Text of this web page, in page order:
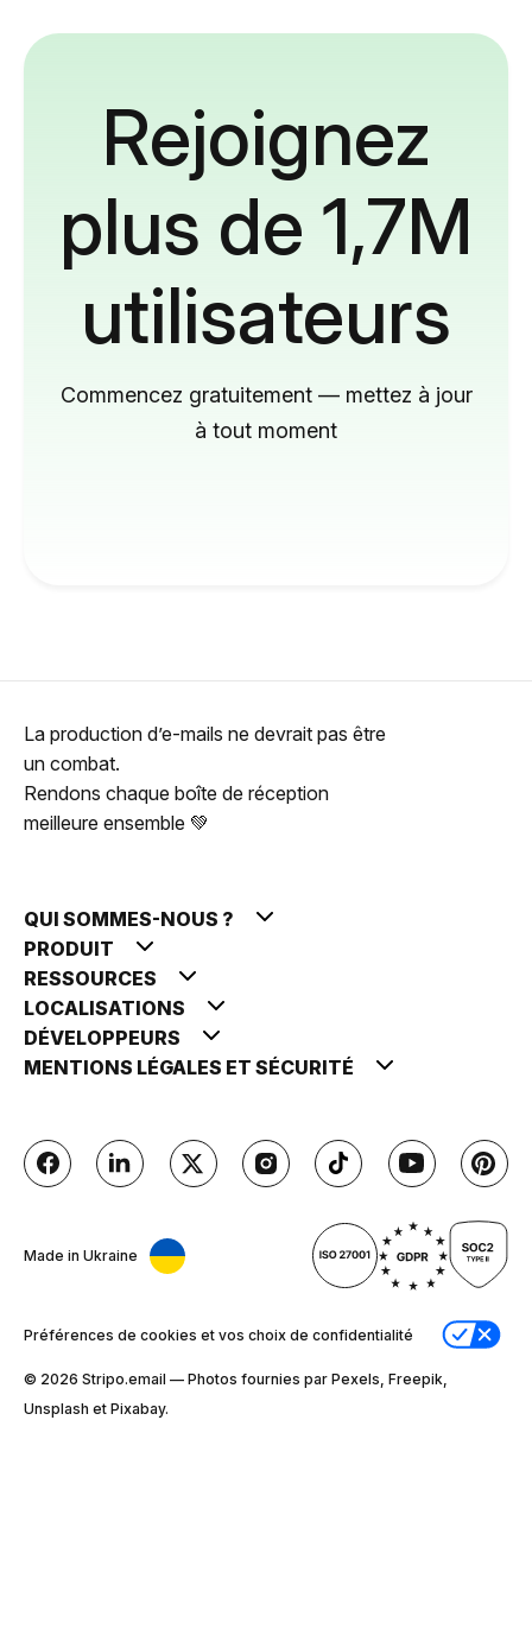
Rejoignez
plus de 1,7M
utilisateurs
Commencez gratuitement — mettez à jour
à tout moment
La production d’e-mails ne devrait pas être
un combat.
Rendons chaque boîte de réception
meilleure ensemble 💚
QUI SOMMES-NOUS ?
PRODUIT
RESSOURCES
LOCALISATIONS
DÉVELOPPEURS
MENTIONS LÉGALES ET SÉCURITÉ
Made in Ukraine
Préférences de cookies et vos choix de confidentialité
© 2026 Stripо.email — Photos fournies par Pexels, Freepik,
Unsplash et Pixabay.